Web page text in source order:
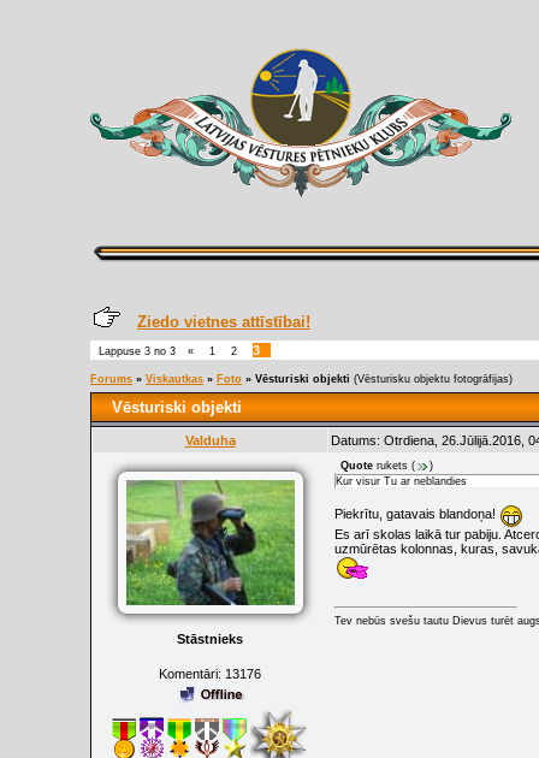
Ziedo vietnes attīstībai!
Lappuse 3 no 3 « 1 2 3
Forums » Viskautkas » Foto » Vēsturiski objekti (Vēsturisku objektu fotogrāfijas)
Vēsturiski objekti
Valduha Datums: Otrdiena, 26.Jūlijā.2016,
Stāstnieks
Komentāri: 13176
Quote rukets (
)
Kur visur Tu ar neblandies
Piekrītu, gatavais blandoņa!
Es arī skolas laikā tur pabiju.
uzmūrētas kolonnas, kuras,
Tev nebūs svešu tautu Dievus turēt